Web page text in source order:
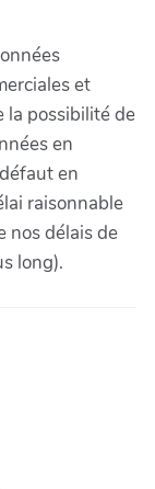
et
la possibilité de
en
en
raisonnable
nos délais de
long).